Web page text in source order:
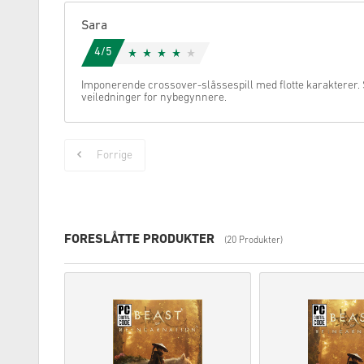
Sara
4/5
Imponerende crossover-slåssespill med flotte karakterer.
veiledninger for nybegynnere.
Forrige
FORESLÅTTE PRODUKTER (20 Produkter)